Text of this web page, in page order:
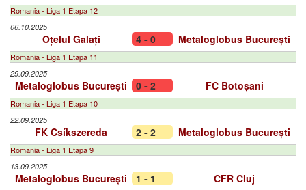
Romania - Liga 1 Etapa 12
06.10.2025
Oțelul Galați 4 - 0 Metaloglobus București
Romania - Liga 1 Etapa 11
29.09.2025
Metaloglobus București 0 - 2 FC Botoșani
Romania - Liga 1 Etapa 10
22.09.2025
FK Csíkszereda 2 - 2 Metaloglobus București
Romania - Liga 1 Etapa 9
13.09.2025
Metaloglobus București 1 - 1 CFR Cluj